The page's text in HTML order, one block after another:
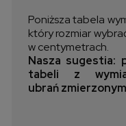
Poniższa tabela
który rozmiar
w centymetrach.
Nasza sugestia:
tabeli z
ubrań